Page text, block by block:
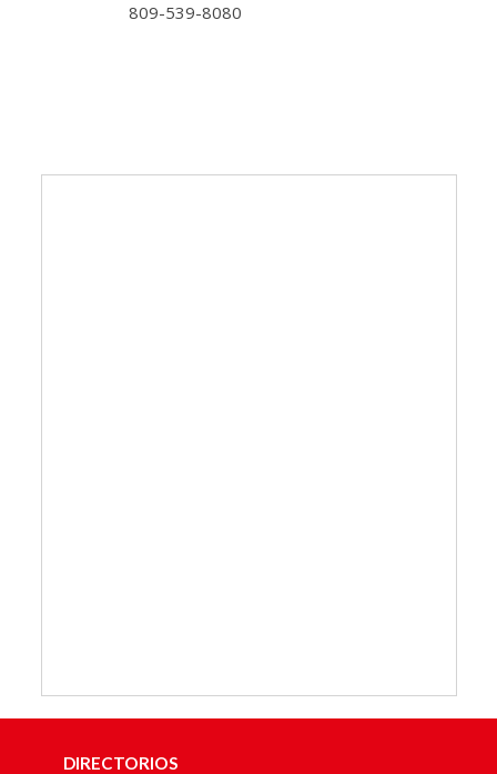
809-539-8080
DIRECTORIOS